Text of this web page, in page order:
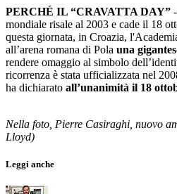
PERCHÉ IL “CRAVATTA DAY”
mondiale risale al 2003 e cade il 18
questa giornata, in Croazia,
all’arena romana di Pola una
rendere omaggio al simbolo
ricorrenza è stata ufficializzata nel
ha dichiarato all’unanimità il 18
Nella foto, Pierre Casiraghi, nuovo
Lloyd)
Leggi anche